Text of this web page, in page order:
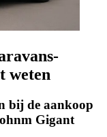
weten
bij de aankoop
Gigant